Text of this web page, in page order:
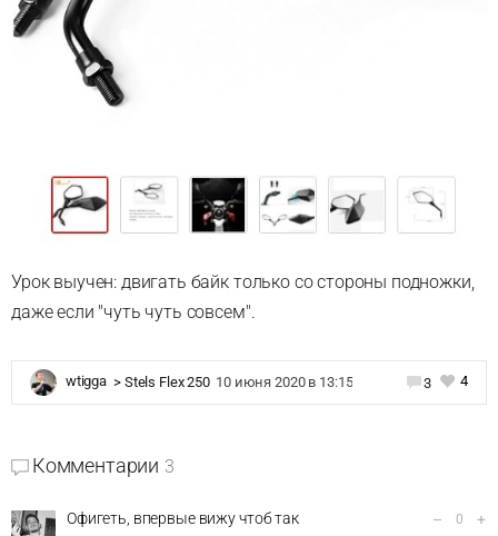
Урок выучен: двигать байк только со стороны подножки,
даже если "чуть чуть совсем".
wtigga > Stels Flex 250 10 июня 2020 в 13:15 3 4
Комментарии 3
Офигеть, впервые вижу чтоб так
– 0 +